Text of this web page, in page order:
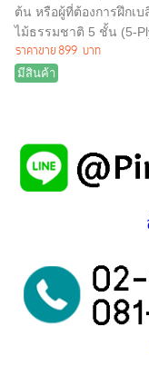
ต้น หรือผู้ที่ต้องการฝึกเ
ไม้ธรรมชาติ 5 ชั้น (5-
ราคาขาย899 บาท
มีสินค้า